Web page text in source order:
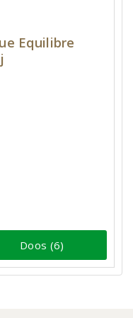
Equilibre
Doos (6)